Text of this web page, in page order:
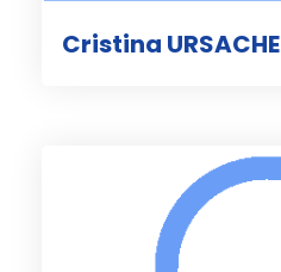
Cristina URSACHE